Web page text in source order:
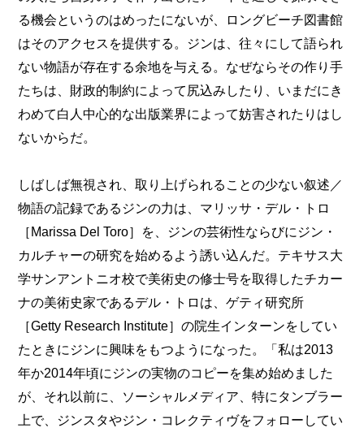
る機会というのはめったにないが、ロングビーチ図書館
はそのアクセスを提供する。ジンは、往々にして語られ
ない物語が存在する余地を与える。なぜならその作り手
たちは、財政的制約によって尻込みしたり、いまだにき
わめて白人中心的な出版業界によって妨害されたりはし
ないからだ。
しばしば無視され、取り上げられることの少ない叙述／
物語の記録であるジンの力は、マリッサ・デル・トロ
［Marissa Del Toro］を、ジンの芸術性ならびにジン・
カルチャーの研究を始めるよう誘い込んだ。テキサス大
学サンアントニオ校で美術史の修士号を取得したチカー
ナの美術史家であるデル・トロは、ゲティ研究所
［Getty Research Institute］の院生インターンをしてい
たときにジンに興味をもつようになった。「私は2013
年か2014年頃にジンの実物のコピーを集め始めました
が、それ以前に、ソーシャルメディア、特にタンブラー
上で、ジンスタやジン・コレクティヴをフォローしてい